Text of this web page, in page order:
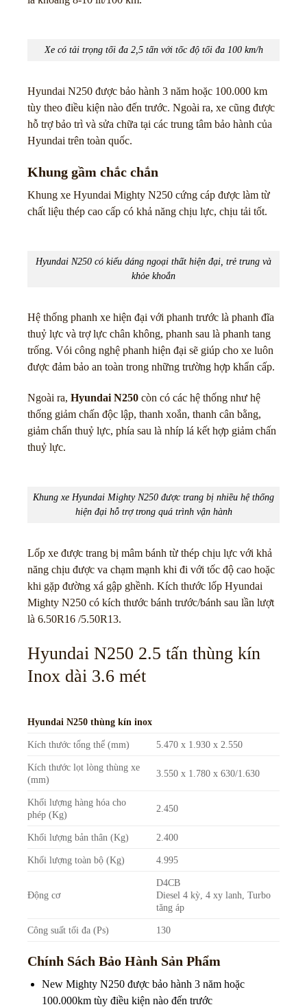
Xe có tải trọng tối đa 2,5 tấn với tốc độ tối đa 100 km/h
Hyundai N250 được bảo hành 3 năm hoặc 100.000 km
tùy theo điều kiện nào đến trước. Ngoài ra, xe cũng được
hỗ trợ bảo trì và sửa chữa tại các trung tâm bảo hành của
Hyundai trên toàn quốc.
Khung gầm chắc chắn
Khung xe Hyundai Mighty N250 cứng cáp được làm từ
chất liệu thép cao cấp có khả năng chịu lực, chịu tải tốt.
Hyundai N250 có kiểu dáng ngoại thất hiện đại, trẻ trung và
khỏe khoắn
Hệ thống phanh xe hiện đại với phanh trước là phanh đĩa
thuỷ lực và trợ lực chân không, phanh sau là phanh tang
trống. Vói công nghệ phanh hiện đại sẽ giúp cho xe luôn
được đảm bảo an toàn trong những trường hợp khẩn cấp.
Ngoài ra, Hyundai N250 còn có các hệ thống như hệ
thống giảm chấn độc lập, thanh xoắn, thanh cân bằng,
giảm chấn thuỷ lực, phía sau là nhíp lá kết hợp giảm chấn
thuỷ lực.
Khung xe Hyundai Mighty N250 được trang bị nhiều hệ thống
hiện đại hỗ trợ trong quá trình vận hành
Lốp xe được trang bị mâm bánh từ thép chịu lực với khả
năng chịu được va chạm mạnh khi đi với tốc độ cao hoặc
khi gặp đường xá gập ghềnh. Kích thước lốp Hyundai
Mighty N250 có kích thước bánh trước/bánh sau lần lượt
là 6.50R16 /5.50R13.
Hyundai N250 2.5 tấn thùng kín
Inox dài 3.6 mét
Hyundai N250 thùng kín inox
Kích thước tổng thể (mm) 5.470 x 1.930 x 2.550
Kích thước lọt lòng thùng xe
(mm)
3.550 x 1.780 x 630/1.630
Khối lượng hàng hóa cho
phép (Kg)
2.450
Khối lượng bản thân (Kg) 2.400
Khối lượng toàn bộ (Kg) 4.995
Động cơ
D4CB
Diesel 4 kỳ, 4 xy lanh, Turbo
tăng áp
Công suất tối đa (Ps) 130
Chính Sách Bảo Hành Sản Phẩm
New Mighty N250 được bảo hành 3 năm hoặc
100.000km tùy điều kiện nào đến trước